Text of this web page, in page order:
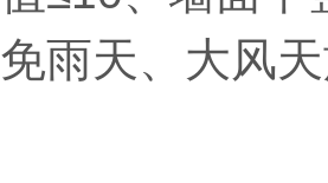
免雨天、大风